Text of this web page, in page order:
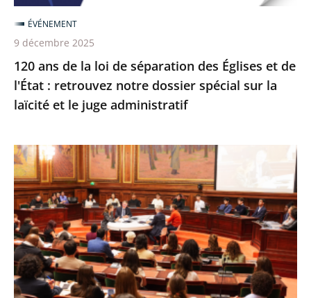
et
de
l'État
:
retrouvez
notre
spécial
sur
la
laïcité
et
le
juge
administratif
120 ans de la loi de séparation des Églises et de
l'État : retrouvez notre dossier spécial sur la
laïcité et le juge administratif
ÉVÉNEMENT
9 décembre 2025
[Nuit
du
Droit
2025]
Une
soirée
de
rencontres